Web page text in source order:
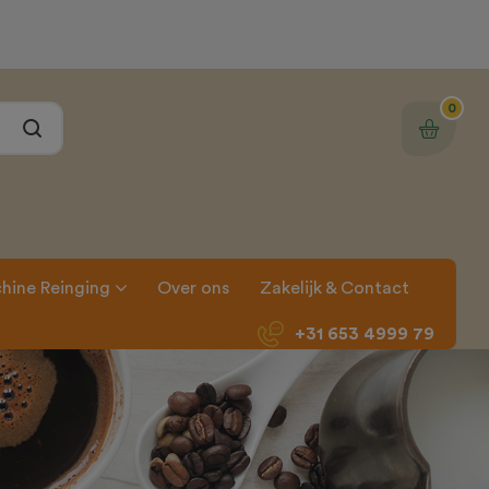
0
Reinging Over ons Zakelijk & Contact
+31 653 4999 79